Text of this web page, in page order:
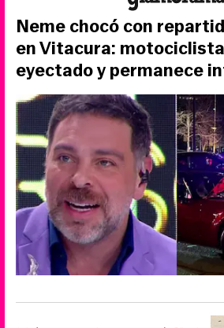
Neme chocó con
en Vitacura:
eyectado y permanece